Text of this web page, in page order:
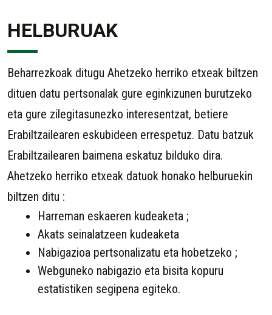
HELBURUAK
Beharrezkoak ditugu Ahetzeko herriko etxeak biltzen
dituen datu pertsonalak gure eginkizunen burutzeko
eta gure zilegitasunezko interesentzat, betiere
Erabiltzailearen eskubideen errespetuz. Datu batzuk
Erabiltzailearen baimena eskatuz bilduko dira.
Ahetzeko herriko etxeak datuok honako helburuekin
biltzen ditu :
Harreman eskaeren kudeaketa ;
Akats seinalatzeen kudeaketa
Nabigazioa pertsonalizatu eta hobetzeko ;
Webguneko nabigazio eta bisita kopuru
estatistiken segipena egiteko.